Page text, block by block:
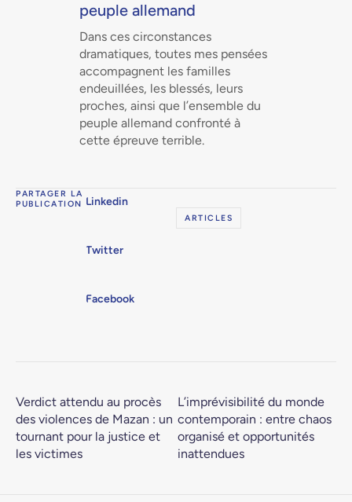
peuple allemand
Dans ces circonstances
dramatiques, toutes mes pensées
accompagnent les familles
endeuillées, les blessés, leurs
proches, ainsi que l’ensemble du
peuple allemand confronté à
cette épreuve terrible.
PARTAGER LA
PUBLICATION Linkedin
Twitter
Facebook
ARTICLES
Verdict attendu au procès
des violences de Mazan : un
tournant pour la justice et
les victimes
L’imprévisibilité du monde
contemporain : entre chaos
organisé et opportunités
inattendues